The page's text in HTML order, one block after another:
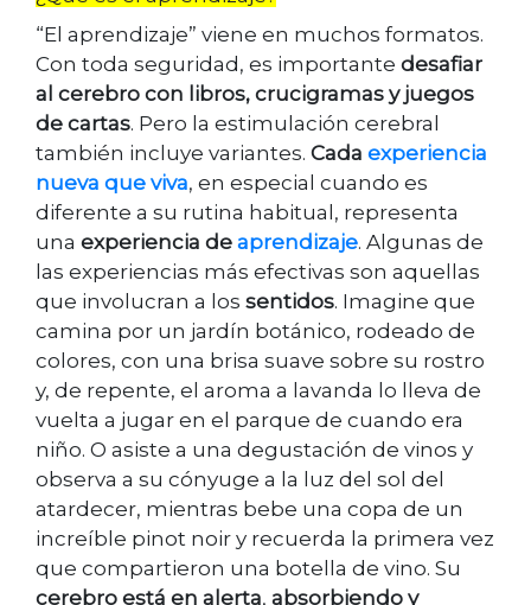
“El aprendizaje” viene en muchos formatos.
Con toda seguridad, es importante desafiar
al cerebro con libros, crucigramas y juegos
de cartas. Pero la estimulación cerebral
también incluye variantes. Cada experiencia
nueva que viva, en especial cuando es
diferente a su rutina habitual, representa
una experiencia de aprendizaje. Algunas de
las experiencias más efectivas son aquellas
que involucran a los sentidos. Imagine que
camina por un jardín botánico, rodeado de
colores, con una brisa suave sobre su rostro
y, de repente, el aroma a lavanda lo lleva de
vuelta a jugar en el parque de cuando era
niño. O asiste a una degustación de vinos y
observa a su cónyuge a la luz del sol del
atardecer, mientras bebe una copa de un
increíble pinot noir y recuerda la primera vez
que compartieron una botella de vino. Su
cerebro está en alerta, absorbiendo y